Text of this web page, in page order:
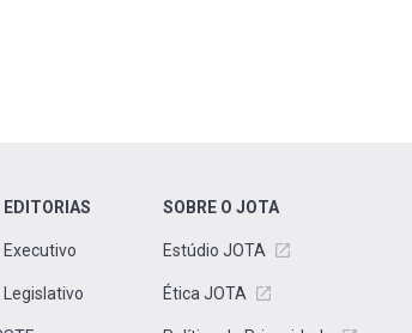
EDITORIAS
Executivo
Legislativo
SOBRE O JOTA
Estúdio JOTA
Ética JOTA